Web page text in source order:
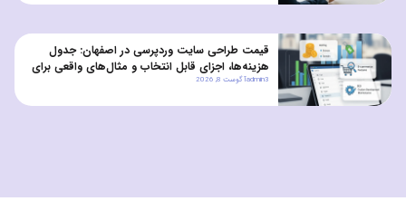
قیمت طراحی سایت وردپرسی در اصفهان: جدول
هزینه‌ها، اجزای قابل انتخاب و مثال‌های واقعی برای
کسب‌وکارهای کوچک و متوسط
admin3آگوست 8, 2026